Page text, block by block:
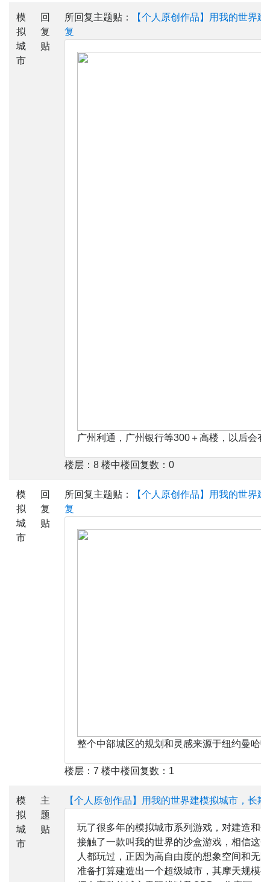
模
拟
城
市
回
复
贴
所回复主题贴：
【个人原创作品】用我的世界
复
广州利通，广州银行等300＋高楼，以后会
楼层：8 楼中楼回复数：0
模
拟
城
市
回
复
贴
所回复主题贴：
【个人原创作品】用我的世界
复
整个中部城区的规划和灵感来源于纽约曼哈
楼层：7 楼中楼回复数：1
模
拟
城
市
主
题
贴
【个人原创作品】用我的世界建模拟城市，长
玩了很多年的模拟城市系列游戏，对建造和
接触了一款叫我的世界的沙盒游戏，相信这
人都玩过，正因为高自由度的想象空间和无
准备打算建造出一个超级城市，其摩天规模